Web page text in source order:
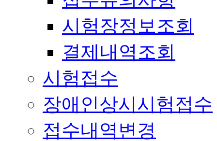
시험장정보조회
결제내역조회
시험접수
장애인상시시험접수
접수내역변경